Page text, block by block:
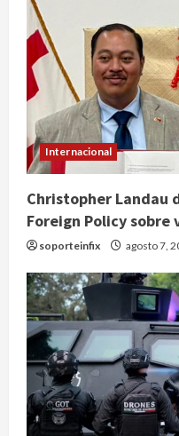
Internacional
Christopher Landau
Foreign Policy sobre
soporteinfix agosto 7,